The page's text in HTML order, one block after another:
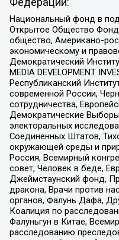
Национальный фонд в
Открытое Общество
общество, Американо-
экономическому и
Демократический
MEDIA DEVELOPMENT
Республиканский
современной России,
сотрудничества,
Демократические
электоральных
Соединенных Штатов,
окружающей среды и
Россия, Всемирный
совет, Человек в беде,
Джеймстаунский фонд,
дракона, Врачи против
органов, Фалунь Дафа,
Коалиция по
Фалуньгун в Китае,
расследованию